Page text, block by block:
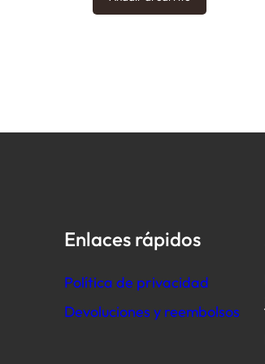
Enlaces rápidos
Política de privacidad
Devoluciones y reembolsos